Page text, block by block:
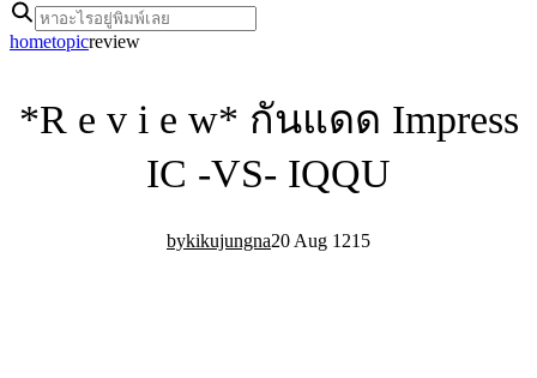
hometopicreview
*R e v i e w* กันแดด Impress
IC -VS- IQQU
kikujungna20 Aug 1215